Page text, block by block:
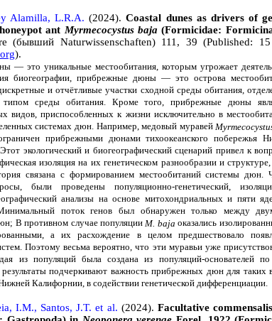
Alamilla, L.R.A.(2024).Coastal dunes as drivers of
ant Myrmecocystus baja (Formicidae:
(бывший Naturwissenschaften) 111, 39 (Published:
).
уникальные местообитания, которым угрожает
биогеографии, прибрежные дюны — это острова
и отчётливые участки сходной среды обитания,
среды обитания. Кроме того, прибрежные дюны
видов, приспособленных к жизни исключительно в
системах дюн. Например, медовый муравей
прибрежными дюнами тихоокеанского побережья
экологический и биогеографический сценарий привел к
изоляция на их генетическом разнообразии и
связана с формированием местообитаний системы дюн.
были проведены популяционно-генетический,
анализы на основе митохондриальных и пяти
поток генов был обнаружен только между
В противном случае популяции M. baja оказались
а их расхождение в целом предшествовало
Поэтому весьма вероятно, что эти муравьи уже
из популяций была создана из популяций-основателей
подчеркивают важность прибрежных дюн для таких
Калифорнии, в содействии генетической дифференциации.
I.M., Santos, J.T. et al. (2024). Facultative